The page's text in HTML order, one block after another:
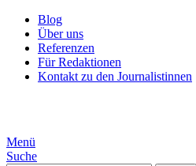
Blog
Über uns
Referenzen
Für Redaktionen
Kontakt zu den Journalistinnen
Menü
Suche